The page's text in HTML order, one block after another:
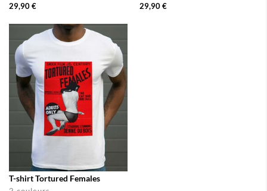
29,90 € 29,90 €
T-shirt Tortured Females